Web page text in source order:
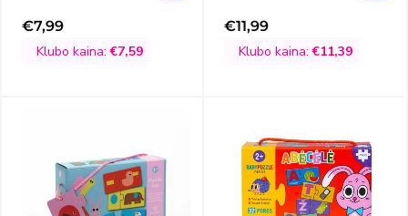
Išpardavimo
kaina
€7,99
Klubo kaina:€7,59
Išpardavimo
kaina
€11,99
Klubo kaina:€11,39